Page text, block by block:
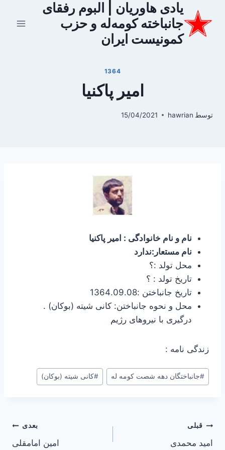
محتوا
یادی هاوریان | البوم رفقای
جانباخته کومه‌له و حزب
کمونیست ایران
1364
امیر پاکنیا
توسط hawrian
15/04/2021
نام و نام خانوادگی : امیر پاکنیا
نام مستعار:ندارد
محل تولد :؟
تاریخ تولد : ؟
تاریخ جانباختن :1364.09.08
محل و نحوه جانباختن: کانی شیته (بوکان) .
درگیری با نیروهای رژیم
زندگی نامه :
#جانباختگان دهه شصت کومه له #کانی شیته (بوکان)
راهبری
قبلی
امید محمدی
بعدی
امین امامقلی